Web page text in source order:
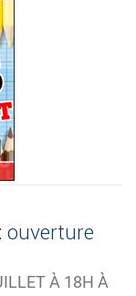
ouverture
À 18H À